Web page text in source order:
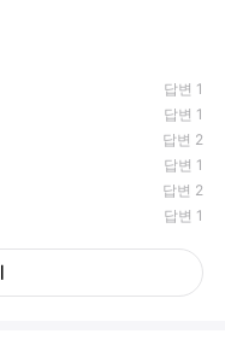
답변 1
답변 1
답변 2
답변 1
답변 2
답변 1